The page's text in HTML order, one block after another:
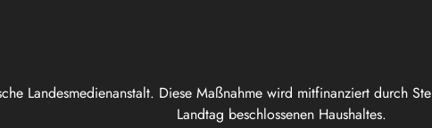
Landesmedienanstalt. Diese Maßnahme wird mitfinanziert durch
Landtag beschlossenen Haushaltes.